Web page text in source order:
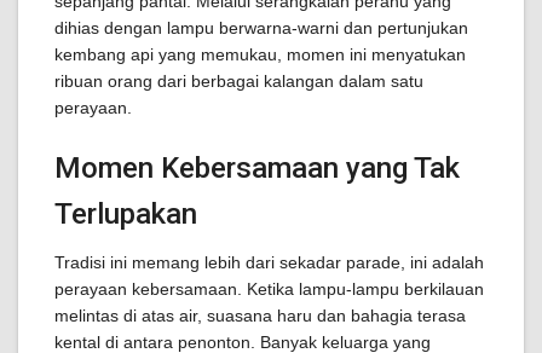
dihias dengan lampu berwarna-warni dan pertunjukan
kembang api yang memukau, momen ini menyatukan
ribuan orang dari berbagai kalangan dalam satu
perayaan.
Momen Kebersamaan yang Tak
Terlupakan
Tradisi ini memang lebih dari sekadar parade, ini adalah
perayaan kebersamaan. Ketika lampu-lampu berkilauan
melintas di atas air, suasana haru dan bahagia terasa
kental di antara penonton. Banyak keluarga yang